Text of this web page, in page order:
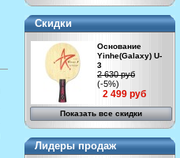
Скидки
Основание
Yinhe(Galaxy) U-
3
2 630 руб
(-5%)
2 499 руб
Показать все скидки
Лидеры продаж